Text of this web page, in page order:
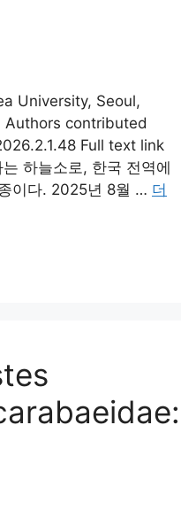
University, Seoul,
Authors contributed
Full text link
하늘소로, 한국 전역에
이다. 2025년 8월 … 더